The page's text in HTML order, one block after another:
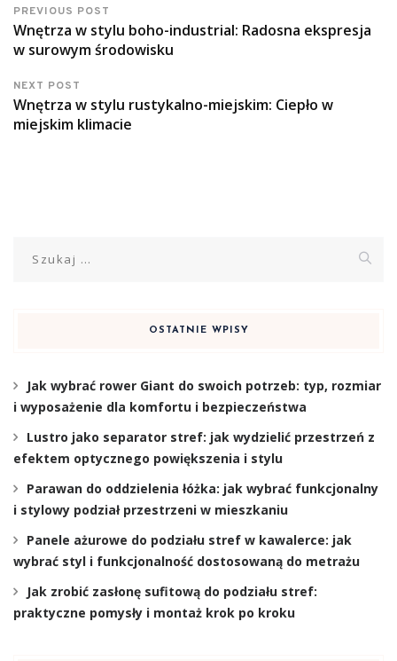
PREVIOUS POST
Wnętrza w stylu boho-industrial: Radosna ekspresja
w surowym środowisku
NEXT POST
Wnętrza w stylu rustykalno-miejskim: Ciepło w
miejskim klimacie
OSTATNIE WPISY
Jak wybrać rower Giant do swoich potrzeb: typ, rozmiar
i wyposażenie dla komfortu i bezpieczeństwa
Lustro jako separator stref: jak wydzielić przestrzeń z
efektem optycznego powiększenia i stylu
Parawan do oddzielenia łóżka: jak wybrać funkcjonalny
i stylowy podział przestrzeni w mieszkaniu
Panele ażurowe do podziału stref w kawalerce: jak
wybrać styl i funkcjonalność dostosowaną do metrażu
Jak zrobić zasłonę sufitową do podziału stref:
praktyczne pomysły i montaż krok po kroku